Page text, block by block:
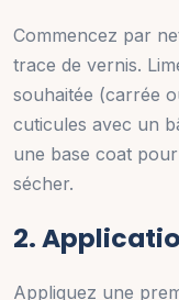
Commencez par
trace de vernis.
souhaitée (carrée
cuticules avec un
une base coat
sécher.
2.
Appliquez une